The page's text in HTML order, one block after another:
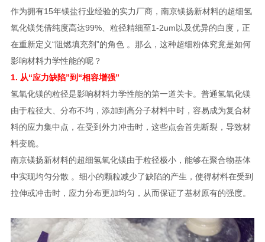
作为拥有15年镁盐行业经验的实力厂商，南京镁扬新材料的超细氢
氧化镁凭借纯度高达99%、粒径精细至1-2um以及优异的白度，正
在重新定义“阻燃填充剂”的角色 。那么，这种超细粉体究竟是如何
影响材料力学性能的呢？
1. 从“应力缺陷”到“相容增强”
氢氧化镁的粒径是影响材料力学性能的第一道关卡。普通氢氧化镁
由于粒径大、分布不均，添加到高分子材料中时，容易成为复合材
料的应力集中点，在受到外力冲击时，这些点会首先断裂，导致材
料变脆。
南京镁扬新材料的超细氢氧化镁由于粒径极小，能够在聚合物基体
中实现均匀分散 。细小的颗粒减少了缺陷的产生，使得材料在受到
拉伸或冲击时，应力分布更加均匀，从而保证了基材原有的强度。